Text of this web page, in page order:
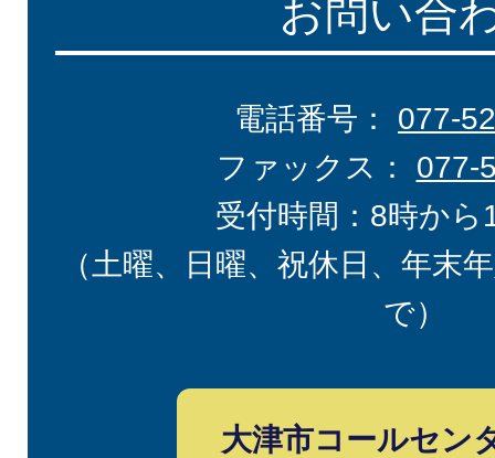
お問い合
電話番号： 077-
ファックス： 077-
受付時間：8時から
（土曜、日曜、祝休日、年末
で）
大津市コールセン